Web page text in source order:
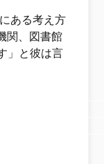
ある考え方
関、図書館
」と彼は言